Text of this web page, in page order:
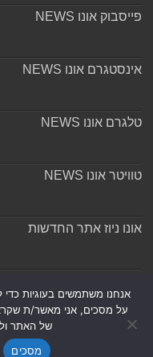
פייסבוק אונו NEWS
אינסטגרם אונו NEWS
טלגרם אונו NEWS
טוויטר אונו NEWS
אונו ניוז אתר החדשות
אנחנו משתמשים בעוגיות
על מסכים, אני מאשר/ת
של האתר
מסכים